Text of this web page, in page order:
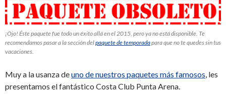
¡Ojo! Éste paquete fue todo un éxito allá en el 2015, pero ya no está disponible. Te
recomendamos pasar a la sección delpaquete de temporadapara que no te quedes sin tus
vacaciones.
Muy a la usanza deuno de nuestros paquetes más famosos , les
presentamos el fantástico Costa Club Punta Arena.